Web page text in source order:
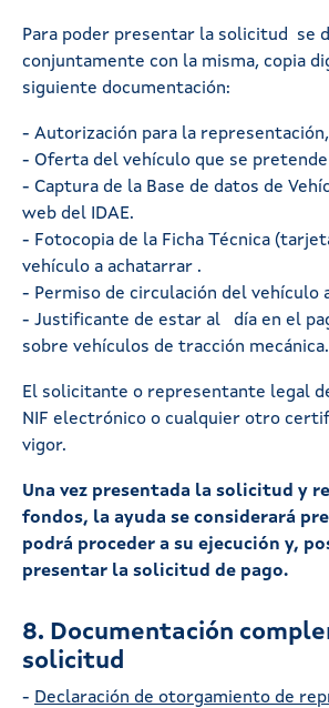
Para poder presentar la solicitud se
conjuntamente con la misma, copia
siguiente documentación:
- Autorización para la representación,
- Oferta del vehículo que se
- Captura de la Base de datos de
web del IDAE.
- Fotocopia de la Ficha Técnica
vehículo a achatarrar .
- Permiso de circulación del vehículo
- Justificante de estar al día en el
sobre vehículos de tracción mecánica.
El solicitante o representante legal
NIF electrónico o cualquier otro
vigor.
Una vez presentada la solicitud y
fondos, la ayuda se considerará
podrá proceder a su ejecución y,
presentar la solicitud de pago.
8. Documentación
solicitud
- Declaración de otorgamiento de